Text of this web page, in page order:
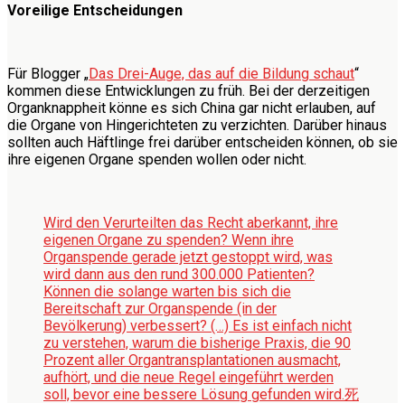
Voreilige Entscheidungen
Für Blogger „Das Drei-Auge, das auf die Bildung schaut“
kommen diese Entwicklungen zu früh. Bei der derzeitigen
Organknappheit könne es sich China gar nicht erlauben, auf
die Organe von Hingerichteten zu verzichten. Darüber hinaus
sollten auch Häftlinge frei darüber entscheiden können, ob sie
ihre eigenen Organe spenden wollen oder nicht.
Wird den Verurteilten das Recht aberkannt, ihre
eigenen Organe zu spenden? Wenn ihre
Organspende gerade jetzt gestoppt wird, was
wird dann aus den rund 300.000 Patienten?
Können die solange warten bis sich die
Bereitschaft zur Organspende (in der
Bevölkerung) verbessert? (…) Es ist einfach nicht
zu verstehen, warum die bisherige Praxis, die 90
Prozent aller Organtransplantationen ausmacht,
aufhört, und die neue Regel eingeführt werden
soll, bevor eine bessere Lösung gefunden wird.死